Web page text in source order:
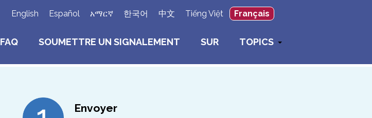
English Español አማርኛ 한국어 中文 Tiếng Việt Français
FAQ SOUMETTRE UN SIGNALEMENT SUR TOPICS
Envoyer